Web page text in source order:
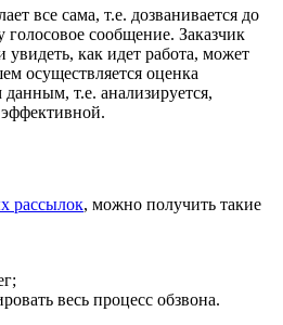
все сама, т.е. дозванивается до
голосовое сообщение. Заказчик
как идет работа, может
осуществляется оценка
т.е. анализируется,
рассылок, можно получить такие
весь процесс обзвона.